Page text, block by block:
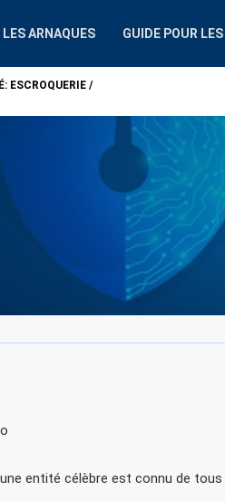
LES ARNAQUES GUIDE POUR
ESCROQUERIE /
entité célèbre est connu de tous